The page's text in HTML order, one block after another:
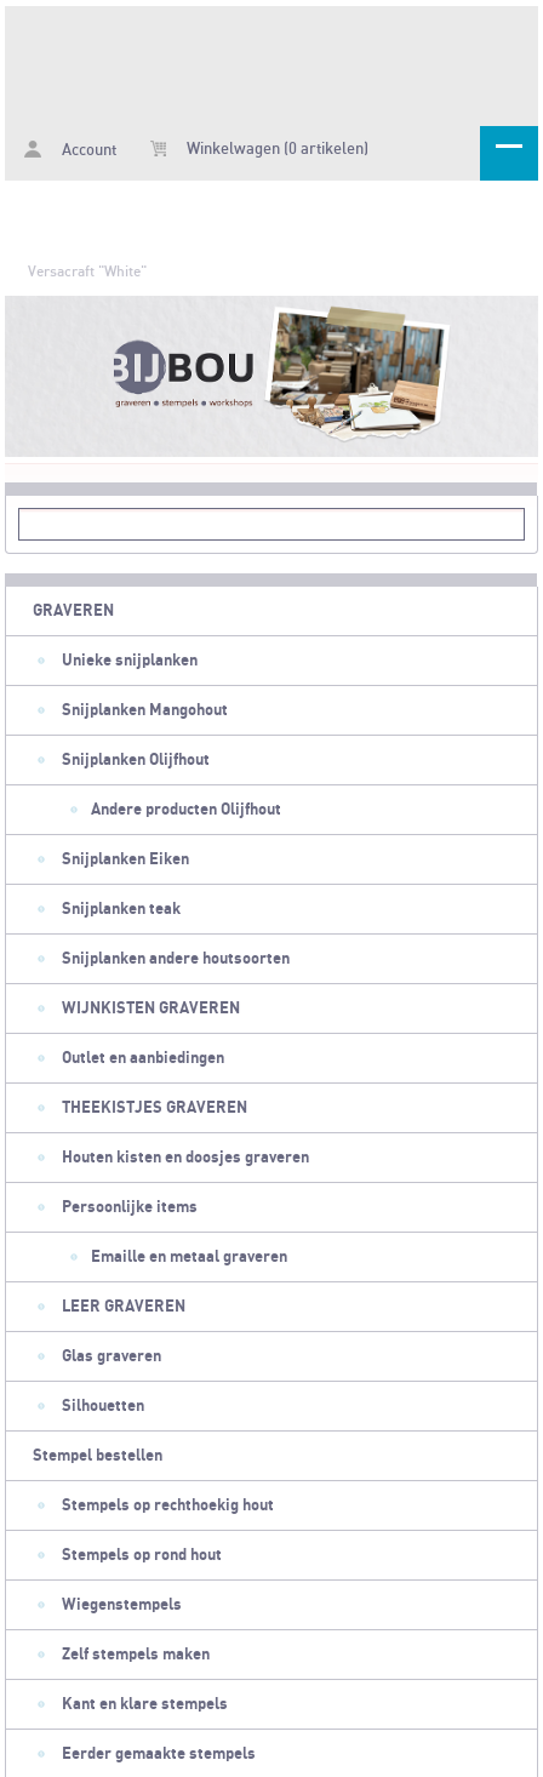
Account Winkelwagen (0 artikelen)
Versacraft "White"
GRAVEREN
Unieke snijplanken
Snijplanken Mangohout
Snijplanken Olijfhout
Andere producten Olijfhout
Snijplanken Eiken
Snijplanken teak
Snijplanken andere houtsoorten
WIJNKISTEN GRAVEREN
Outlet en aanbiedingen
THEEKISTJES GRAVEREN
Houten kisten en doosjes graveren
Persoonlijke items
Emaille en metaal graveren
LEER GRAVEREN
Glas graveren
Silhouetten
Stempel bestellen
Stempels op rechthoekig hout
Stempels op rond hout
Wiegenstempels
Zelf stempels maken
Kant en klare stempels
Eerder gemaakte stempels